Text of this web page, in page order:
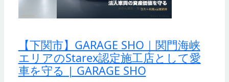
【下関市】GARAGE SHO｜関門海峡
エリアのStarex認定施工店として愛
車を守る | GARAGE SHO